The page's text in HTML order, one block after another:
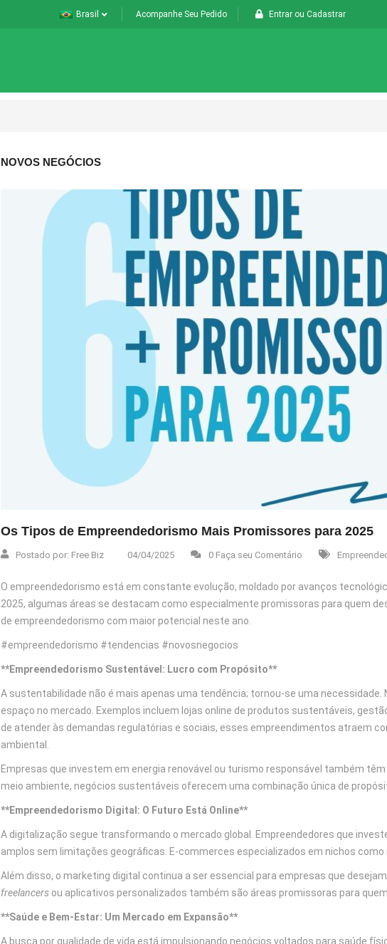
Brasil Acompanhe Seu Pedido Entrar ou Cadastrar
NOVOS NEGÓCIOS
Os Tipos de Empreendedorismo Mais Promissores para 2025
Postado por: Free Biz 04/04/2025 0 Faça seu Comentário
O empreendedorismo está em constante evolução, moldado por avanços
2025, algumas áreas se destacam como especialmente promissoras para quem
de empreendedorismo com maior potencial neste ano.
#empreendedorismo #tendencias #novosnegocios
**Empreendedorismo Sustentável: Lucro com Propósito**
A sustentabilidade não é mais apenas uma tendência; tornou-se uma
espaço no mercado. Exemplos incluem lojas online de produtos sustentáveis,
de atender às demandas regulatórias e sociais, esses empreendimentos atraem
ambiental.
Empresas que investem em energia renovável ou turismo responsável também
meio ambiente, negócios sustentáveis oferecem uma combinação única de
**Empreendedorismo Digital: O Futuro Está Online**
A digitalização segue transformando o mercado global. Empreendedores que
amplos sem limitações geográficas. E-commerces especializados em nichos
Além disso, o marketing digital continua a ser essencial para empresas que
freelancersou aplicativos personalizados também são áreas promissoras para
**Saúde e Bem-Estar: Um Mercado em Expansão**
A busca por qualidade de vida está impulsionando negócios voltados para saúde